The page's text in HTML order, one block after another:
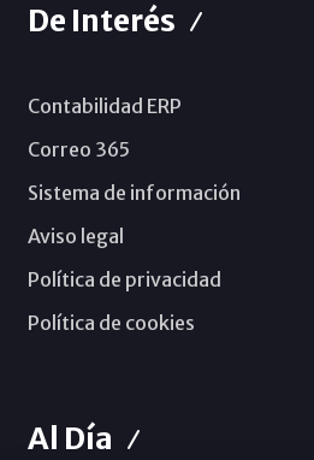
De Interés
Contabilidad ERP
Correo 365
Sistema de información
Aviso legal
Política de privacidad
Política de cookies
Al Día